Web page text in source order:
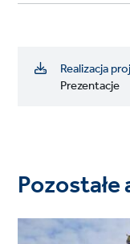
Realizacja
Prezentacje